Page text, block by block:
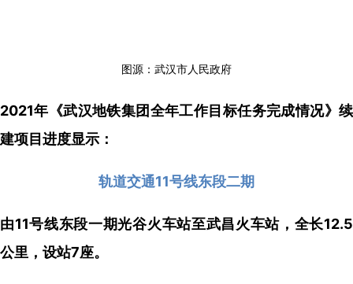
图源：武汉市人民政府
2021年《武汉地铁集团全年工作目标任务完成情况》续
建项目进度显示：
轨道交通11号线东段二期
由11号线东段一期光谷火车站至武昌火车站，全长12.5
公里，设站7座。